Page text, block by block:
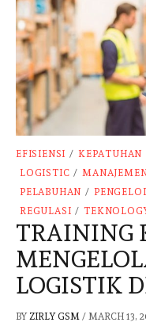
EFISIENSI / KEPATUHAN
LOGISTIC /
PELABUHAN /
REGULASI /
TRAINING
LOGISTIK
BY ZIRLY GSM / MARCH 13,